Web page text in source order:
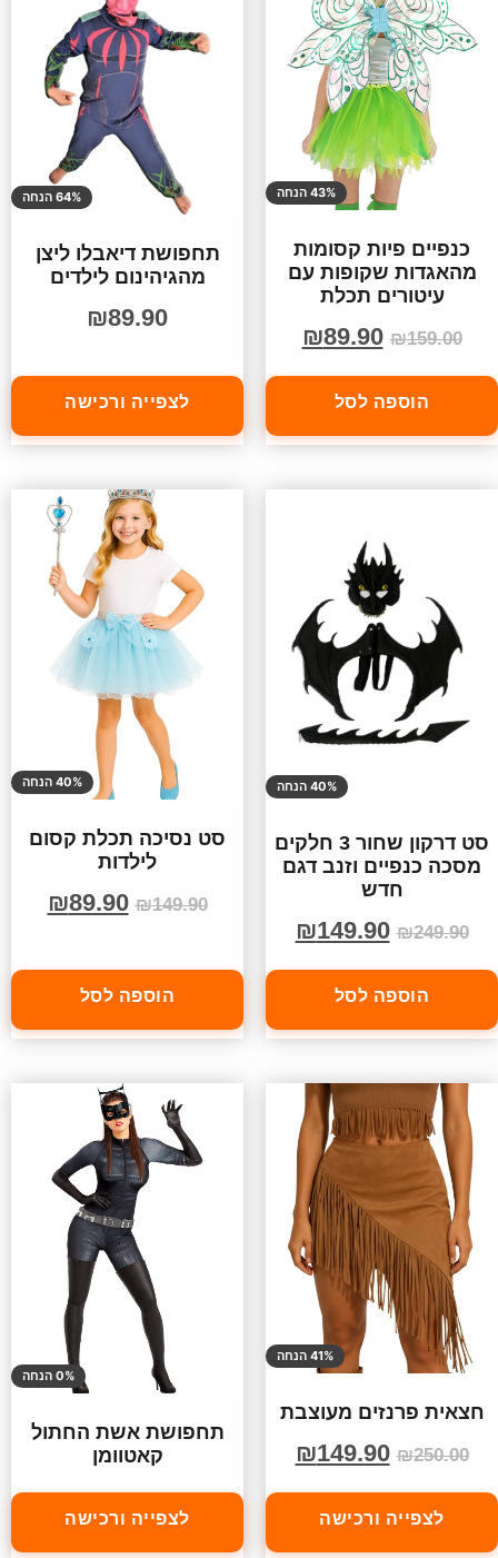
43% הנחה
כנפיים פיות קסומות
מהאגדות שקופות עם
עיטורים תכלת
₪159.00
₪89.90
הוספה לסל
64% הנחה
תחפושת דיאבלו ליצן
מהגיהינום לילדים
₪89.90
לצפייה ורכישה
40% הנחה
סט דרקון שחור 3 חלקים
מסכה כנפיים וזנב דגם
חדש
₪249.90
₪149.90
הוספה לסל
40% הנחה
סט נסיכה תכלת קסום
לילדות
₪149.90
₪89.90
הוספה לסל
41% הנחה
חצאית פרנזים מעוצבת
₪250.00
₪149.90
לצפייה ורכישה
0% הנחה
תחפושת אשת החתול
קאטוומן
לצפייה ורכישה